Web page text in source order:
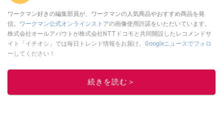
ワークマン好きの編集部員が、ワークマンの人気商品やおすすめ商品を発
信。 ワークマン公式オンラインストアの画像使用許諾をいただいています。
株式会社オールアバウトが株式会社NTTドコモと共同開設したレコメンドサ
イト「イチオシ」では毎日トレンド情報をお届け。 Googleニュースでフォロ
ー してください！
このイチオシストの他の記事を読む
続きを読む＞